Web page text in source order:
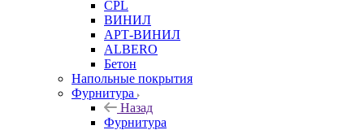
CPL
ВИНИЛ
АРТ-ВИНИЛ
ALBERO
Бетон
Напольные покрытия
Фурнитура
Назад
Фурнитура